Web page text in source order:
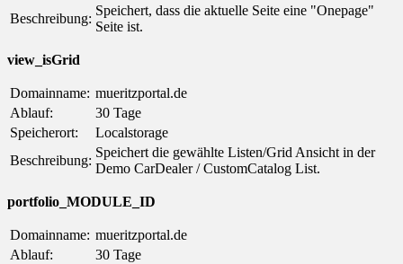
Beschreibung:
Speichert, dass die aktuelle Seite eine "Onepage"
Seite ist.
view_isGrid
Domainname: mueritzportal.de
Ablauf:
30 Tage
Speicherort:
Localstorage
Beschreibung:
Speichert die gewählte Listen/Grid Ansicht in der
Demo CarDealer / CustomCatalog List.
portfolio_MODULE_ID
Domainname: mueritzportal.de
Ablauf:
30 Tage